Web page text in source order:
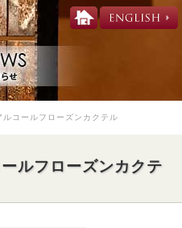
コールフローズンカクテル
ルフローズンカクテ